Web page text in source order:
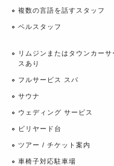
複数の言語を話すスタッフ
ベルスタッフ
リムジンまたはタウンカーサ
スあり
フルサービス スパ
サウナ
ウェディング サービス
ビリヤード台
ツアー / チケット案内
車椅子対応駐車場